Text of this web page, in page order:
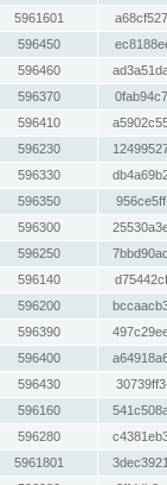
5961601
596450
596460
596370
596410
596230
596330
596350
596300
596250
596140
596200
596390
596400
596430
596160
596280
5961801